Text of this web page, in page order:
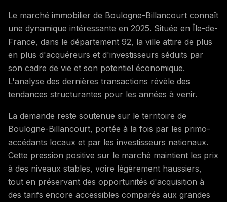
Le marché immobilier de Boulogne-Billancourt connaît
une dynamique intéressante en 2025. Située en Île-de-
France, dans le département 92, la ville attire de plus
en plus d'acquéreurs et d'investisseurs séduits par
son cadre de vie et son potentiel économique.
L'analyse des dernières transactions révèle des
tendances structurantes pour les années à venir.
La demande reste soutenue sur le territoire de
Boulogne-Billancourt, portée à la fois par les primo-
accédants locaux et par les investisseurs nationaux.
Cette pression positive sur le marché maintient les prix
à des niveaux stables, voire légèrement haussiers,
tout en préservant des opportunités d'acquisition à
des tarifs encore accessibles comparés aux grandes